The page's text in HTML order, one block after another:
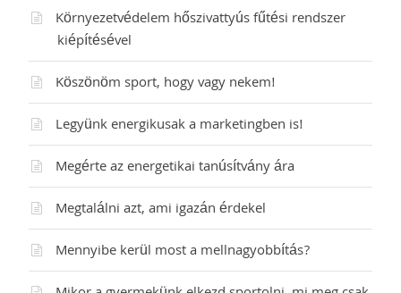
Környezetvédelem hőszivattyús fűtési rendszer
kiépítésével
Köszönöm sport, hogy vagy nekem!
Legyünk energikusak a marketingben is!
Megérte az energetikai tanúsítvány ára
Megtalálni azt, ami igazán érdekel
Mennyibe kerül most a mellnagyobbítás?